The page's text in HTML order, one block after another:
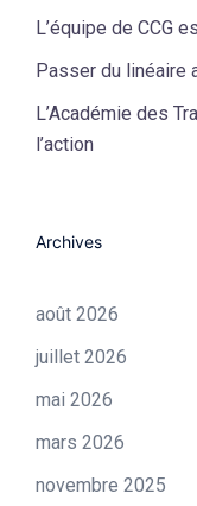
L’équipe de CCG
Passer du linéaire
L’Académie des
l’action
Archives
août 2026
juillet 2026
mai 2026
mars 2026
novembre 2025